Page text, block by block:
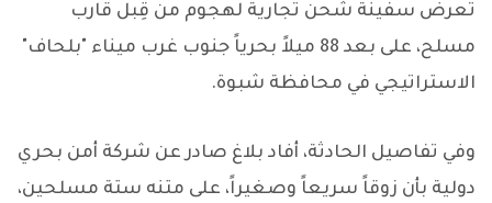
تعرض سفينة شحن تجارية لهجوم من قِبل قارب
مسلح، على بعد 88 ميلاً بحرياً جنوب غرب ميناء "بلحاف"
الاستراتيجي في محافظة شبوة.
وفي تفاصيل الحادثة، أفاد بلاغ صادر عن شركة أمن بحري
دولية بأن زوقاً سريعاً وصغيراً، على متنه ستة مسلحين،